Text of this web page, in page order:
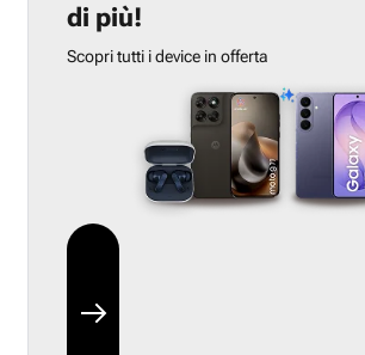
di più!
Scopri tutti i device in offerta